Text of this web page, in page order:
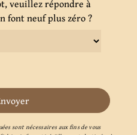
veuillez répondre à
font neuf plus zéro ?
sont nécessaires aux fins de vous